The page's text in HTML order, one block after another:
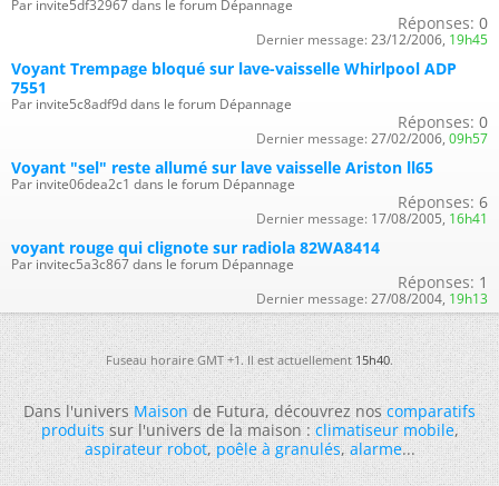
Par invite5df32967 dans le forum Dépannage
Réponses: 0
Dernier message: 23/12/2006, 19h45
Voyant Trempage bloqué sur lave-vaisselle Whirlpool ADP
7551
Par invite5c8adf9d dans le forum Dépannage
Réponses: 0
Dernier message: 27/02/2006, 09h57
Voyant "sel" reste allumé sur lave vaisselle Ariston ll65
Par invite06dea2c1 dans le forum Dépannage
Réponses: 6
Dernier message: 17/08/2005, 16h41
voyant rouge qui clignote sur radiola 82WA8414
Par invitec5a3c867 dans le forum Dépannage
Réponses: 1
Dernier message: 27/08/2004, 19h13
Fuseau horaire GMT +1. Il est actuellement15h40.
Dans l'universMaisonde Futura, découvrez noscomparatifs
produitssur l'univers de la maison :climatiseur mobile,
aspirateur robot,poêle à granulés,alarme...